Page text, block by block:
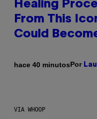
Healing
From This
Could
hace 40 minutosPor
VIA WHOOP